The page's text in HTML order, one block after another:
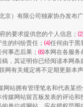
线检察官
）有限公司独家协办发布
的要求提供您的个人信息；
的纠纷责任； ⑷任何由于黑
事态后果； ⑹本网在各服务
，其证明你已经阅读本网
有关规定将不定期更新本声
站拥有管理笔名和代表某
媒网站留言板发表的评论